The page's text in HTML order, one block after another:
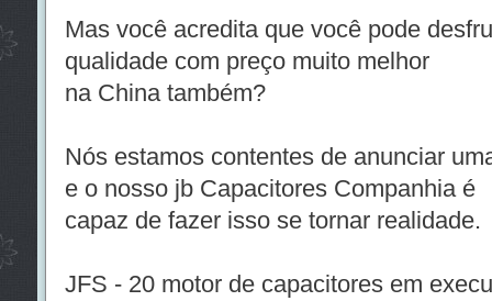
Mas você acredita que você pode
qualidade com preço muito melhor
na China também?
Nós estamos contentes de anunciar
e o nosso jb Capacitores Companhia é
capaz de fazer isso se tornar realidade.
JFS - 20 motor de capacitores em